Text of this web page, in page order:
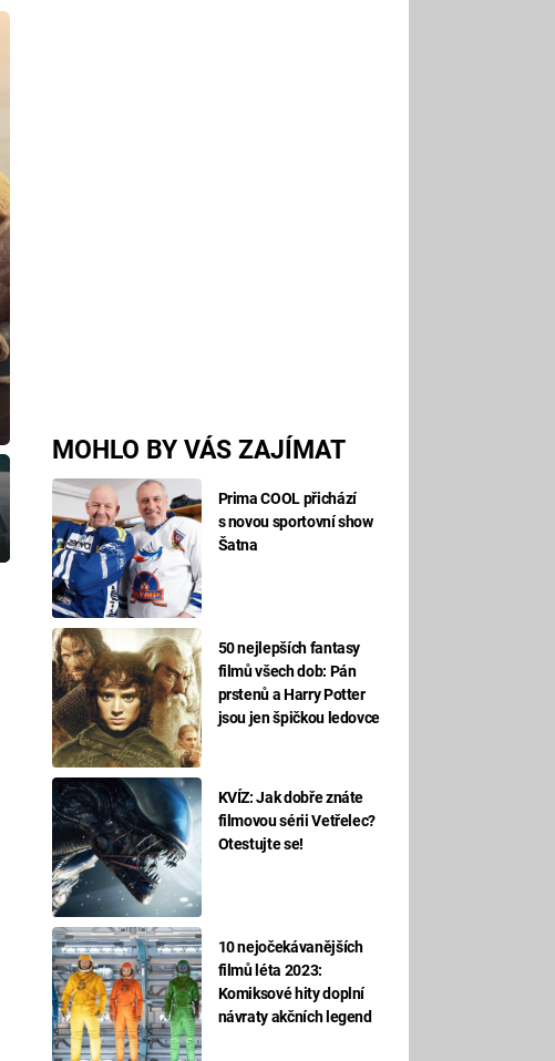
MOHLO BY VÁS ZAJÍMAT
Prima COOL přichází
s novou sportovní show
Šatna
50 nejlepších fantasy
filmů všech dob: Pán
prstenů a Harry Potter
jsou jen špičkou ledovce
KVÍZ: Jak dobře znáte
filmovou sérii Vetřelec?
Otestujte se!
10 nejočekávanějších
filmů léta 2023:
Komiksové hity doplní
návraty akčních legend